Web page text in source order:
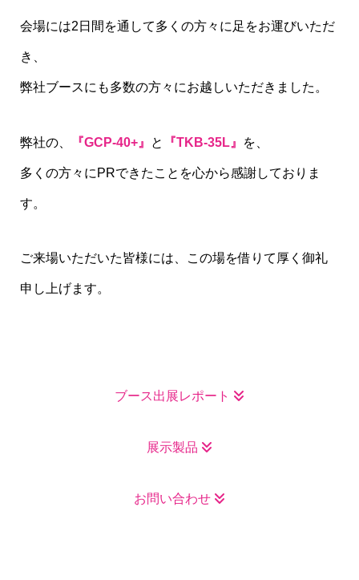
会場には2日間を通して多くの方々に足をお運びいただ
き、
弊社ブースにも多数の方々にお越しいただきました。
弊社の、 『GCP-40+』 と 『TKB-35L』 を、
多くの方々にPRできたことを心から感謝しておりま
す。
ご来場いただいた皆様には、この場を借りて厚く御礼
申し上げます。
ブース出展レポート
展示製品
お問い合わせ